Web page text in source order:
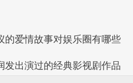
的爱情故事对娱乐圈有哪些
发出演过的经典影视剧作品